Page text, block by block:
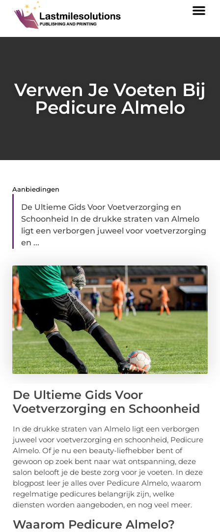
Verwen Je Voeten Bij
Pedicure Almelo
Aanbiedingen
De Ultieme Gids Voor Voetverzorging en
Schoonheid In de drukke straten van Almelo
ligt een verborgen juweel voor voetverzorging
en ...
De Ultieme Gids Voor
Voetverzorging en Schoonheid
In de drukke straten van Almelo ligt een verborgen
juweel voor voetverzorging en schoonheid, Pedicure
Almelo. Of je nu een beauty-liefhebber bent of
gewoon op zoek bent naar wat ontspanning, deze
salon belooft je de beste zorg voor je voeten. In deze
blogpost leer je alles over Pedicure Almelo, waarom
regelmatige pedicures belangrijk zijn, welke
diensten worden aangeboden, en nog veel meer.
Waarom Pedicure Almelo?